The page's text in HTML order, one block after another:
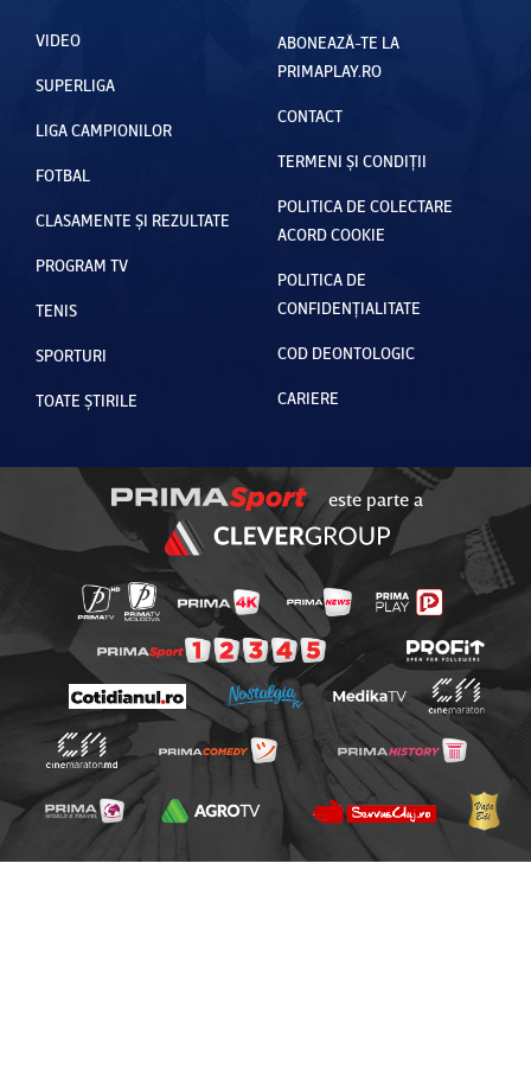
VIDEO
SUPERLIGA
LIGA CAMPIONILOR
FOTBAL
CLASAMENTE ȘI REZULTATE
PROGRAM TV
TENIS
SPORTURI
TOATE ȘTIRILE
ABONEAZĂ-TE LA
PRIMAPLAY.RO
CONTACT
TERMENI ȘI CONDIȚII
POLITICA DE COLECTARE
ACORD COOKIE
POLITICA DE
CONFIDENȚIALITATE
COD DEONTOLOGIC
CARIERE
este parte a